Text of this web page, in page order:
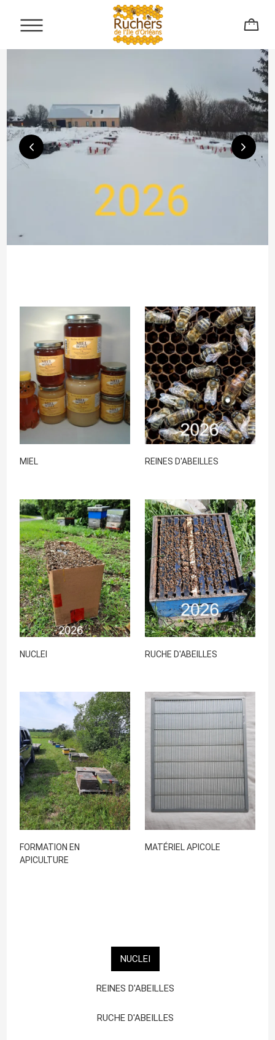
MIEL REINES D'ABEILLES
NUCLEI RUCHE D'ABEILLES
FORMATION EN
APICULTURE
MATÉRIEL APICOLE
NUCLEI
REINES D'ABEILLES
RUCHE D'ABEILLES